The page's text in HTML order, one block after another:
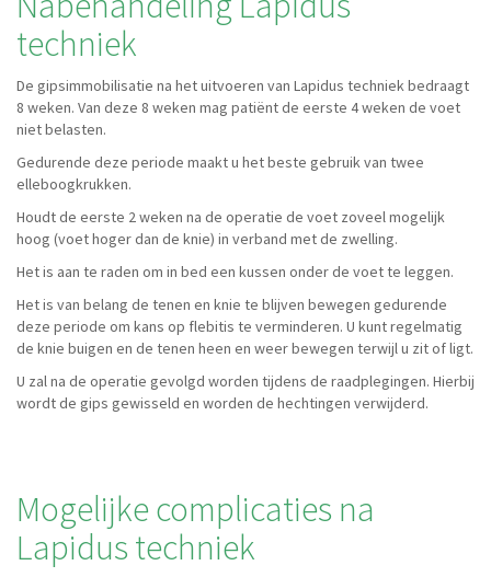
techniek
De gipsimmobilisatie na het uitvoeren van Lapidus techniek bedraagt
8 weken. Van deze 8 weken mag patiënt de eerste 4 weken de voet
niet belasten.
Gedurende deze periode maakt u het beste gebruik van twee
elleboogkrukken.
Houdt de eerste 2 weken na de operatie de voet zoveel mogelijk
hoog (voet hoger dan de knie) in verband met de zwelling.
Het is aan te raden om in bed een kussen onder de voet te leggen.
Het is van belang de tenen en knie te blijven bewegen gedurende
deze periode om kans op flebitis te verminderen. U kunt regelmatig
de knie buigen en de tenen heen en weer bewegen terwijl u zit of ligt.
U zal na de operatie gevolgd worden tijdens de raadplegingen. Hierbij
wordt de gips gewisseld en worden de hechtingen verwijderd.
Mogelijke complicaties na
Lapidus techniek